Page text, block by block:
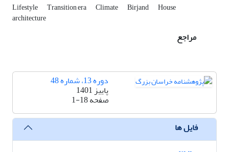
Lifestyle Transition era Climate Birjand House
architecture
مراجع
دوره 13، شماره 48
پاییز 1401
صفحه1-18
فایل ها